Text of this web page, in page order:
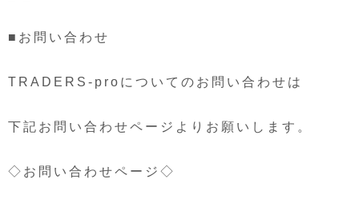
■お問い合わせ
TRADERS-proについてのお問い合わせは
下記お問い合わせページよりお願いします。
◇お問い合わせページ◇